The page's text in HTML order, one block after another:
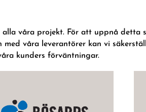
våra projekt. För att uppnå detta
våra leverantörer kan vi
kunders förväntningar.